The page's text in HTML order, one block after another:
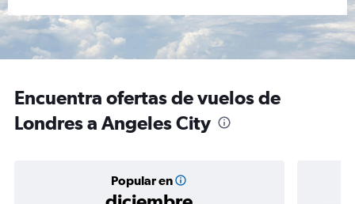
Encuentra ofertas de vuelos de
Londres a Angeles City
Popular en